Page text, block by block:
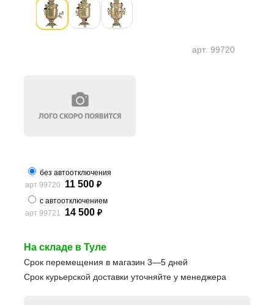
арт: 99720
без автоотключения
арт 99720
11 500 ₽
с автоотключением
арт 99721
14 500 ₽
На складе в Туле
Срок перемещения в магазин 3—5 дней
Срок курьерской доставки уточняйте у менеджера